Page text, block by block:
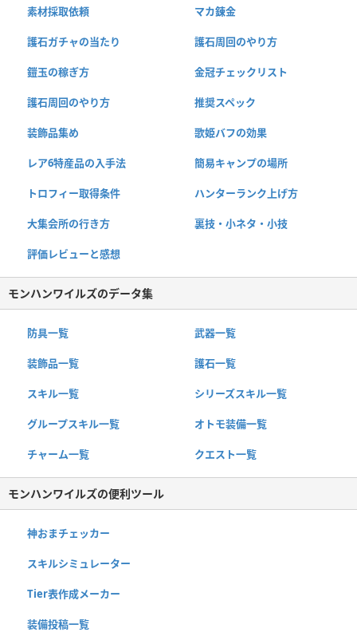
素材採取依頼 マカ錬金
護石ガチャの当たり 護石周回のやり方
鎧玉の稼ぎ方 金冠チェックリスト
護石周回のやり方 推奨スペック
装飾品集め 歌姫バフの効果
レア6特産品の入手法 簡易キャンプの場所
トロフィー取得条件 ハンターランク上げ方
大集会所の行き方 裏技・小ネタ・小技
評価レビューと感想
モンハンワイルズのデータ集
防具一覧 武器一覧
装飾品一覧 護石一覧
スキル一覧 シリーズスキル一覧
グループスキル一覧 オトモ装備一覧
チャーム一覧 クエスト一覧
モンハンワイルズの便利ツール
神おまチェッカー
スキルシミュレーター
Tier表作成メーカー
装備投稿一覧